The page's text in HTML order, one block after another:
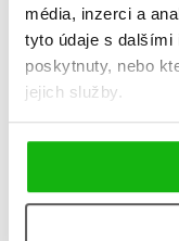
média, inzerci a
tyto údaje s dalšími
poskytnuty, nebo
jejich služby.
Teorie King Konga
Virginie Despentes
239 Kč